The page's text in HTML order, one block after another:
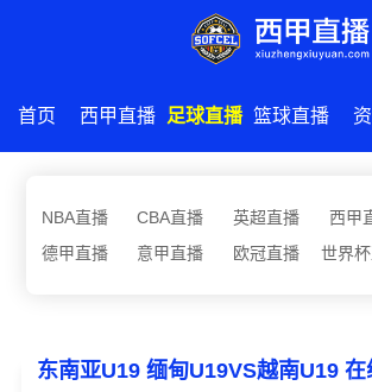
首页 西甲直播 足球直播 篮球直播
NBA直播 CBA直播 英超直播 西甲
德甲直播
意甲直播 欧冠直播 世界
东南亚U19 缅甸U19VS越南U19